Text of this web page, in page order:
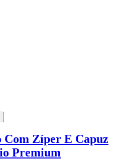
Zíper E Capuz
Premium